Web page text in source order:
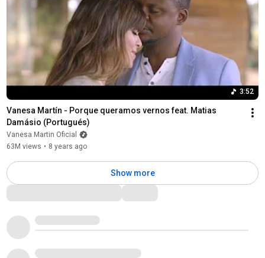
3:52
Vanesa Martín - Porque queramos vernos feat. Matias
Damásio (Portugués)
Vanesa Martin Oficial
63M views • 8 years ago
Show more